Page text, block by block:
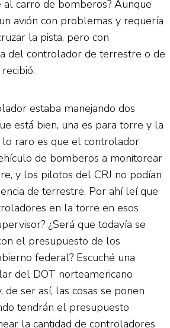
al carro de bomberos? Aunque
avión con problemas y requería
la pista, pero con
del controlador de terrestre o de
estaba manejando dos
está bien, una es para torre y la
raro es que el controlador
de bomberos a monitorear
y los pilotos del CRJ no podían
de terrestre. Por ahí leí que
en la torre en esos
¿Será que todavía se
el presupuesto de los
federal? Escuché una
del DOT norteamericano
de ser así, las cosas se ponen
tendrán el presupuesto
la cantidad de controladores